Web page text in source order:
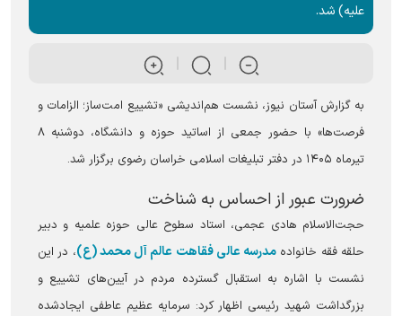
علیه) شد.
به گزارش آستان نیوز، نشست هم‌اندیشی «تشییع امت‌ساز؛ الزامات و
فرصت‌ها» با حضور جمعی از اساتید حوزه و دانشگاه، دوشنبه ۸
تیرماه ۱۴۰۵ در دفتر تبلیغات اسلامی خراسان رضوی برگزار شد.
ضرورت عبور از احساس به شناخت
حجت‌الاسلام هادی عجمی، استاد سطوح عالی حوزه علمیه و دبیر
حلقه فقه خانواده مدرسه عالی فقاهت عالم آل محمد (ع)، در این
نشست با اشاره به استقبال گسترده مردم در آیین‌های تشییع و
بزرگداشت شهید رئیسی اظهار کرد: سرمایه عظیم عاطفی ایجادشده